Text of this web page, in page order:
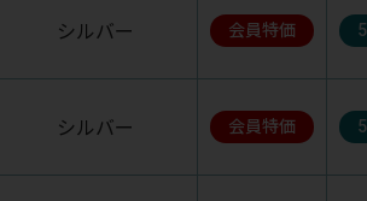
シルバー 会員特価
シルバー 会員特価